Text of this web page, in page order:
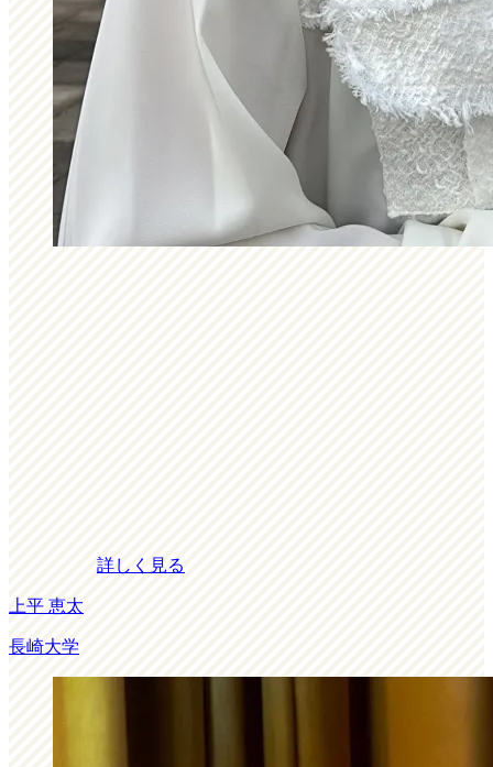
詳しく見る
上平 恵太
長崎大学